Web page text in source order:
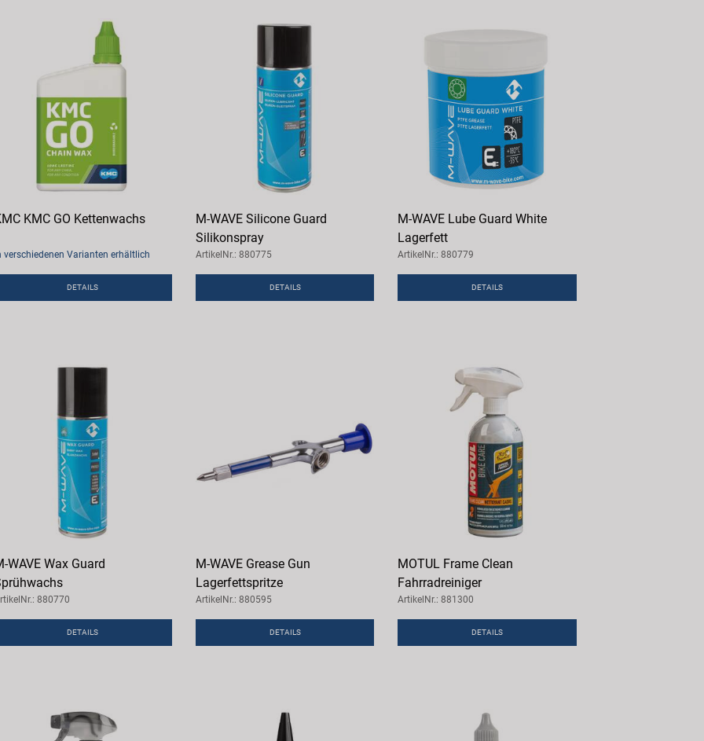
KMC GO Kettenwachs
verschiedenen Varianten erhältlich
DETAILS
M-WAVE Silicone Guard
Silikonspray
ArtikelNr.: 880775
DETAILS
M-WAVE Lube Guard White
Lagerfett
ArtikelNr.: 880779
DETAILS
WAVE Wax Guard
880770
DETAILS
M-WAVE Grease Gun
Lagerfettspritze
ArtikelNr.: 880595
DETAILS
MOTUL Frame Clean
Fahrradreiniger
ArtikelNr.: 881300
DETAILS